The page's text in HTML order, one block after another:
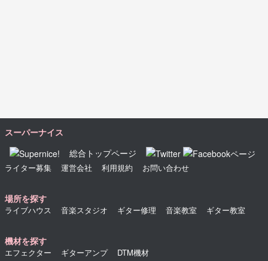
スーパーナイス
総合トップページ
ライター募集 運営会社 利用規約 お問い合わせ
場所を探す
ライブハウス 音楽スタジオ ギター修理 音楽教室 ギター教室
機材を探す
エフェクター ギターアンプ DTM機材